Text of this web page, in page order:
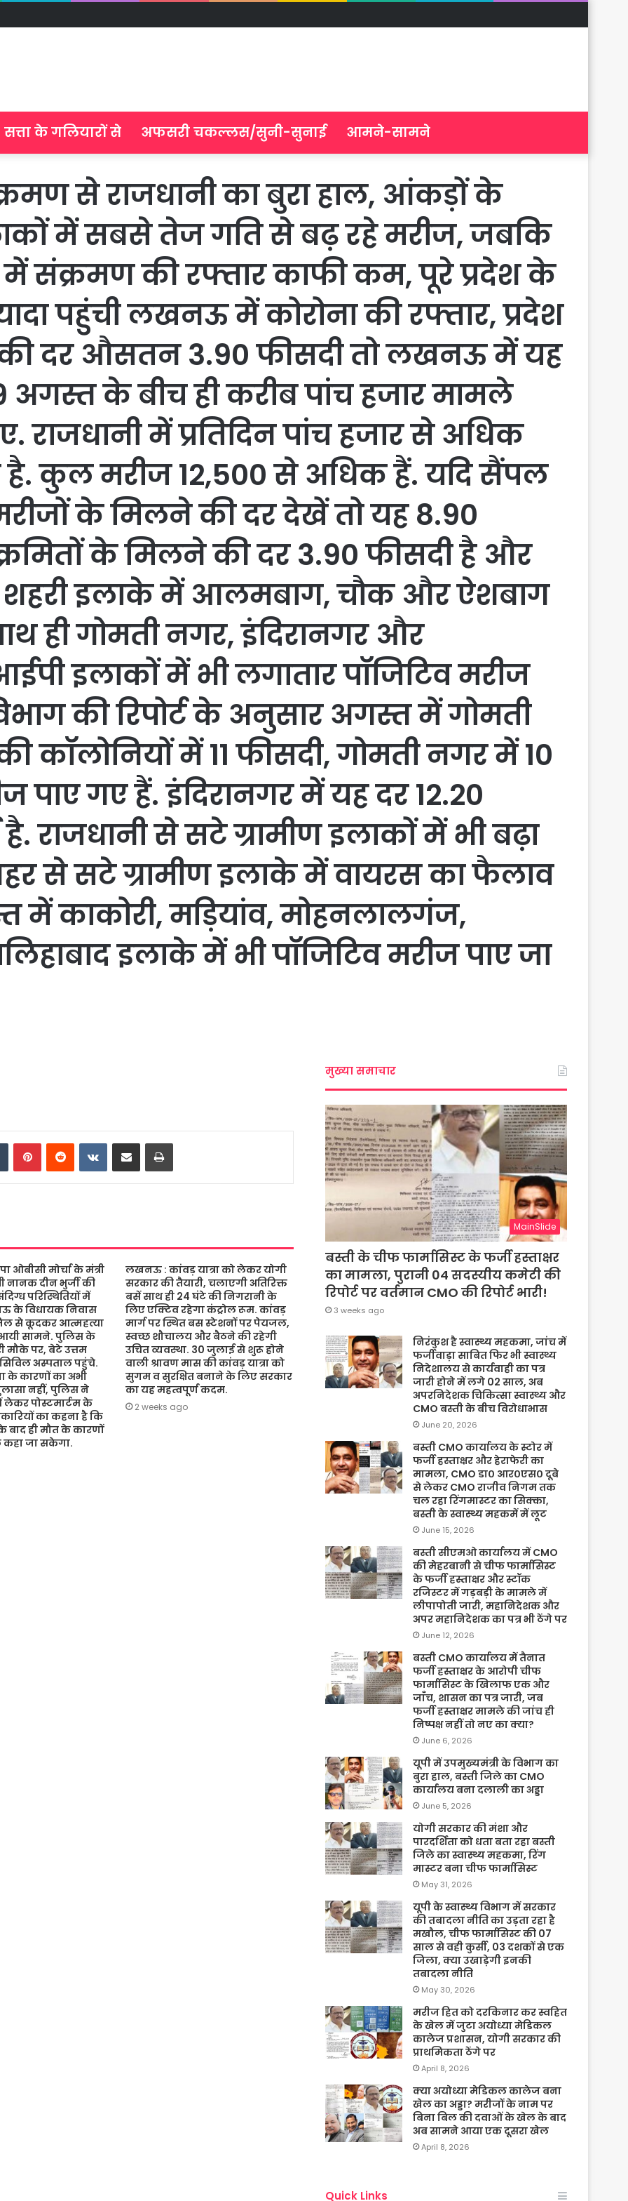
सत्ता के गलियारों से अफसरी चकल्लस/सुनी-सुनाई आमने-सामने
से राजधानी का बुरा हाल, आंकड़ों के
में सबसे तेज गति से बढ़ रहे मरीज, जबकि
संक्रमण की रफ्तार काफी कम, पूरे प्रदेश के
पहुंची लखनऊ में कोरोना की रफ्तार, प्रदेश
दर औसतन 3.90 फीसदी तो लखनऊ में यह
अगस्त के बीच ही करीब पांच हजार मामले
में प्रतिदिन पांच हजार से अधिक
है. कुल मरीज 12,500 से अधिक हैं. यदि सैंपल
के मिलने की दर देखें तो यह 8.90
के मिलने की दर 3.90 फीसदी है और
शहरी इलाके में आलमबाग, चौक और ऐशबाग
ही गोमती नगर, इंदिरानगर और
इलाकों में भी लगातार पॉजिटिव मरीज
की रिपोर्ट के अनुसार अगस्त में गोमती
कॉलोनियों में 11 फीसदी, गोमती नगर में 10
पाए गए हैं. इंदिरानगर में यह दर 12.20
राजधानी से सटे ग्रामीण इलाकों में भी बढ़ा
से सटे ग्रामीण इलाके में वायरस का फैलाव
में काकोरी, मड़ियांव, मोहनलालगंज,
इलाके में भी पॉजिटिव मरीज पाए जा
TumblrPinterestReddit VKontakte
Share via Email Print
मोर्चा के मंत्री
नानक दीन भुर्जी की
परिस्थितियों में
के विधायक निवास
से कूदकर आत्महत्या
सामने. पुलिस के
मौके पर, बेटे उत्तम
अस्पताल पहुंचे.
के कारणों का अभी
नहीं, पुलिस ने
पोस्टमार्टम के
का कहना है कि
बाद ही मौत के कारणों
जा सकेगा.
लखनऊ : कांवड़ यात्रा को लेकर योगी
सरकार की तैयारी, चलाएगी अतिरिक्त
बसें साथ ही 24 घंटे की निगरानी के
लिए एक्टिव रहेगा कंट्रोल रूम. कांवड़
मार्ग पर स्थित बस स्टेशनों पर पेयजल,
स्वच्छ शौचालय और बैठने की रहेगी
उचित व्यवस्था. 30 जुलाई से शुरू होने
वाली श्रावण मास की कांवड़ यात्रा को
सुगम व सुरक्षित बनाने के लिए सरकार
का यह महत्वपूर्ण कदम.
2 weeks ago
मुख्या समाचार
MainSlide
बस्ती के चीफ फार्मासिस्ट के फर्जी हस्ताक्षर
का मामला, पुरानी 04 सदस्यीय कमेटी की
रिपोर्ट पर वर्तमान CMO की रिपोर्ट भारी!
3 weeks ago
निरंकुश है स्वास्थ्य महकमा, जांच में
फर्जीवाड़ा साबित फिर भी स्वास्थ्य
निदेशालय से कार्यवाही का पत्र
जारी होने में लगे 02 साल, अब
अपरनिदेशक चिकित्सा स्वास्थ्य और
CMO बस्ती के बीच विरोधाभास
June 20, 2026
बस्ती CMO कार्यालय के स्टोर में
फर्जी हस्ताक्षर और हेराफेरी का
मामला, CMO डा० आर०एस० दूबे
से लेकर CMO राजीव निगम तक
चल रहा रिंगमास्टर का सिक्का,
बस्ती के स्वास्थ्य महकमें में लूट
June 15, 2026
बस्ती सीएमओ कार्यालय में CMO
की मेहरबानी से चीफ फार्मासिस्ट
के फर्जी हस्ताक्षर और स्टॉक
रजिस्टर में गड़बड़ी के मामले में
लीपापोती जारी, महानिदेशक और
अपर महानिदेशक का पत्र भी ठेंगे पर
June 12, 2026
बस्ती CMO कार्यालय में तैनात
फर्जी हस्ताक्षर के आरोपी चीफ
फार्मासिस्ट के खिलाफ एक और
जाँच, शासन का पत्र जारी, जब
फर्जी हस्ताक्षर मामले की जांच ही
निष्पक्ष नहीं तो नए का क्या?
June 6, 2026
यूपी में उपमुख्यमंत्री के विभाग का
बुरा हाल, बस्ती जिले का CMO
कार्यालय बना दलाली का अड्डा
June 5, 2026
योगी सरकार की मंशा और
पारदर्शिता को धता बता रहा बस्ती
जिले का स्वास्थ्य महकमा, रिंग
मास्टर बना चीफ फार्मासिस्ट
May 31, 2026
यूपी के स्वास्थ्य विभाग में सरकार
की तबादला नीति का उड़ता रहा है
मखौल, चीफ फार्मासिस्ट की 07
साल से वही कुर्सी, 03 दशकों से एक
जिला, क्या उखाड़ेगी इनकी
तबादला नीति
May 30, 2026
मरीज हित को दरकिनार कर स्वहित
के खेल में जुटा अयोध्या मेडिकल
कालेज प्रशासन, योगी सरकार की
प्राथमिकता ठेंगे पर
April 8, 2026
क्या अयोध्या मेडिकल कालेज बना
खेल का अड्डा? मरीजों के नाम पर
बिना बिल की दवाओं के खेल के बाद
अब सामने आया एक दूसरा खेल
April 8, 2026
Quick Links